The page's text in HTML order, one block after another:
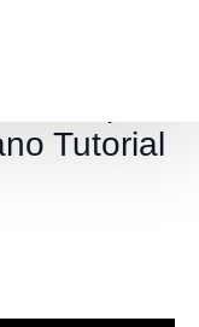
Super
Tutorial